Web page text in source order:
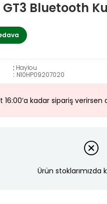
Bluetooth
: Haylou
N10HP09207020
16:00’a kadar sipariş verirsen
Ürün stoklarımızda